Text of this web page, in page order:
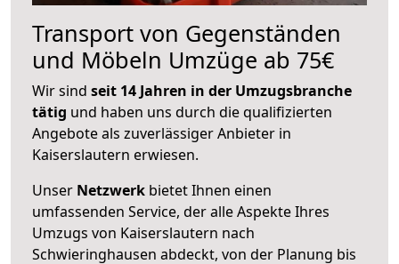
Transport von Gegenständen
und Möbeln Umzüge ab 75€
Wir sind seit 14 Jahren in der Umzugsbranche
tätig und haben uns durch die qualifizierten
Angebote als zuverlässiger Anbieter in
Kaiserslautern erwiesen.
Unser Netzwerk bietet Ihnen einen
umfassenden Service, der alle Aspekte Ihres
Umzugs von Kaiserslautern nach
Schwieringhausen abdeckt, von der Planung bis